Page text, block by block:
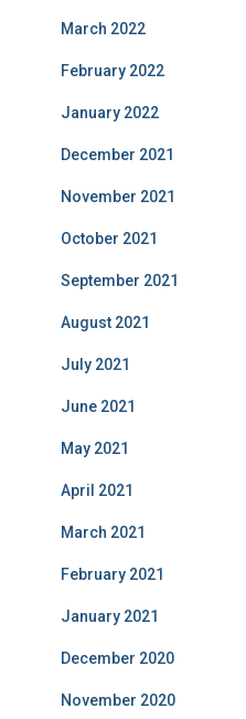
March 2022
February 2022
January 2022
December 2021
November 2021
October 2021
September 2021
August 2021
July 2021
June 2021
May 2021
April 2021
March 2021
February 2021
January 2021
December 2020
November 2020